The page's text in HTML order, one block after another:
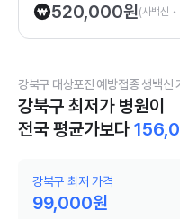
520,000원(사백신
강북구 대상포진 예방접종 생백신
강북구 최저가 병원이
전국 평균가보다
강북구 최저 가격
99,000원